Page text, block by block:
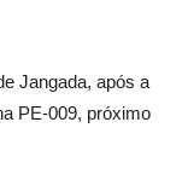
Jangada, após a
PE-009, próximo